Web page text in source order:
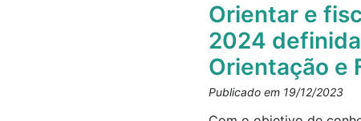
Orientar e
2024
Orientação e
Publicado em 19/12/2023